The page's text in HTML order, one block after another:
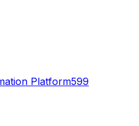
Platform599